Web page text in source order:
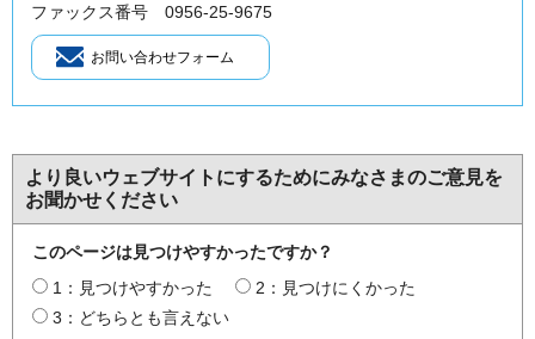
ファックス番号 0956-25-9675
より良いウェブサイトにするためにみなさまのご意見を
お聞かせください
このページは見つけやすかったですか？
1：見つけやすかった
2：見つけにくかった
3：どちらとも言えない